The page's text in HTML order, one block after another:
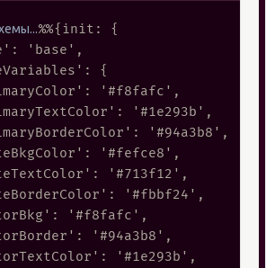
%%{init: {
'base',
{
'#f8fafc',
'#1e293b',
'#94a3b8',
'#fefce8',
'#713f12',
'#fbbf24',
'#f8fafc',
'#94a3b8',
'#1e293b',